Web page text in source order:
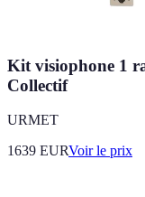
Kit visiophone 1
Collectif
URMET
1639 EURVoir le prix